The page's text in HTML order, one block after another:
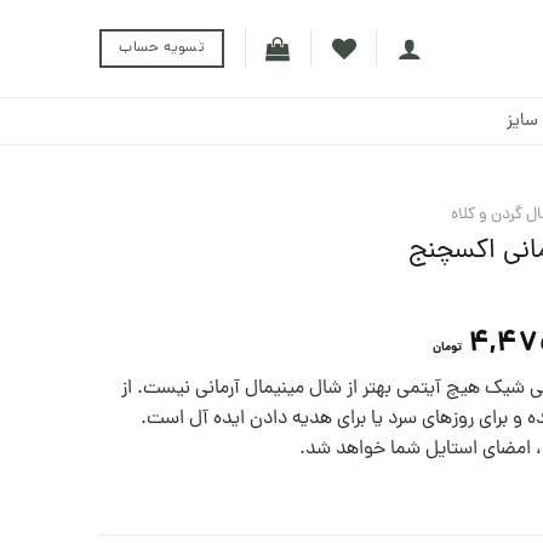
تسویه حساب
گردن و کلاه
اکسچنج
تومان
شیک هیچ آیتمی بهتر از شال مینیمال آرمانی نیست. از
و برای روزهای سرد یا برای هدیه دادن ایده آل است.
امضای استایل شما خواهد شد.